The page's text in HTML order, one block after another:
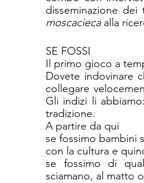
disseminazione
moscacieca alla
SE FOSSI
Il primo gioco a
Dovete indovinare
collegare
Gli indizi li
tradizione.
A partire da qui
se fossimo bambini
con la cultura e
se fossimo di
sciamano, al matto